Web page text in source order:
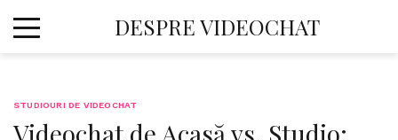
DESPRE VIDEOCHAT
STUDIOURI DE VIDEOCHAT
Videochat de Acasă vs. Studio: